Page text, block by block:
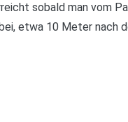
sobald man vom
etwa 10 Meter nach